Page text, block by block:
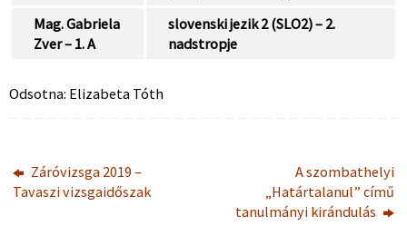
Mag. Gabriela
Zver – 1. A
slovenski jezik 2 (SLO2) – 2.
nadstropje
Odsotna: Elizabeta Tóth
Záróvizsga 2019 –
Tavaszi vizsgaidőszak
A szombathelyi
„Határtalanul” című
tanulmányi kirándulás